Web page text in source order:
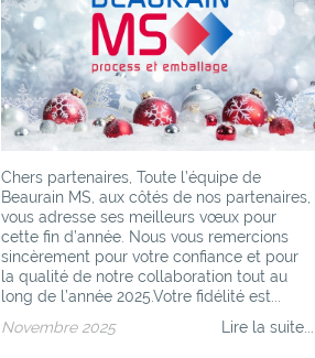
Chers partenaires, Toute l’équipe de
Beaurain MS, aux côtés de nos partenaires,
vous adresse ses meilleurs vœux pour
cette fin d’année. Nous vous remercions
sincèrement pour votre confiance et pour
la qualité de notre collaboration tout au
long de l’année 2025.Votre fidélité est...
Novembre 2025
Lire la suite...